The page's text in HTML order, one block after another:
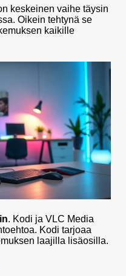
keskeinen vaihe täysin
Oikein tehtynä se
kaikille
. Kodi ja VLC Media
Kodi tarjoaa
laajilla lisäosilla.